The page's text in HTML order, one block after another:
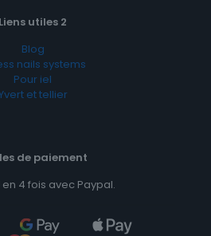
Liens utiles 2
Blog
nails systems
Pour iel
et tellier
de paiement
4 fois avec Paypal.